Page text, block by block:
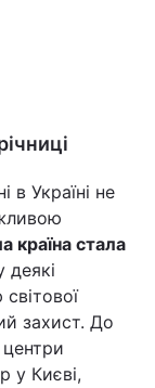
в Україні не
країна стала
деякі
захист. До
у Києві,